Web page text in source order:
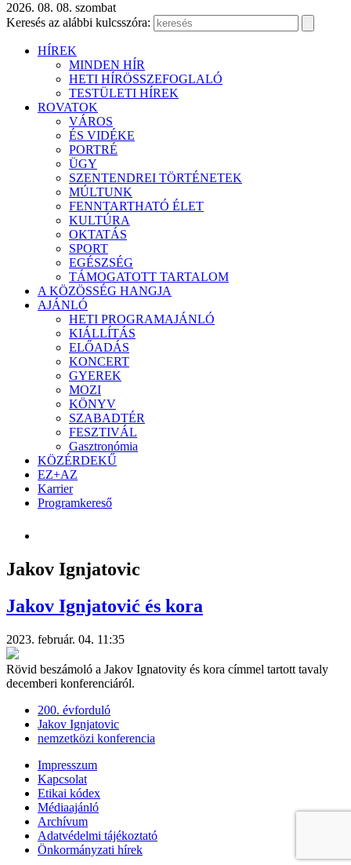
2026. 08. 08. szombat
Keresés az alábbi kulcsszóra:
HÍREK
MINDEN HÍR
HETI HÍRÖSSZEFOGLALÓ
TESTÜLETI HÍREK
ROVATOK
VÁROS
ÉS VIDÉKE
PORTRÉ
ÜGY
SZENTENDREI TÖRTÉNETEK
MÚLTUNK
FENNTARTHATÓ ÉLET
KULTÚRA
OKTATÁS
SPORT
EGÉSZSÉG
TÁMOGATOTT TARTALOM
A KÖZÖSSÉG HANGJA
AJÁNLÓ
HETI PROGRAMAJÁNLÓ
KIÁLLÍTÁS
ELŐADÁS
KONCERT
GYEREK
MOZI
KÖNYV
SZABADTÉR
FESZTIVÁL
Gasztronómia
KÖZÉRDEKŰ
EZ+AZ
Karrier
Programkereső
Jakov Ignjatovic
Jakov Ignjatović és kora
2023. február. 04. 11:35
Rövid beszámoló a Jakov Ignatovity és kora címmel tartott tavaly
decemberi konferenciáról.
200. évforduló
Jakov Ignjatovic
nemzetközi konferencia
Impresszum
Kapcsolat
Etikai kódex
Médiaajánló
Archívum
Adatvédelmi tájékoztató
Önkormányzati hírek